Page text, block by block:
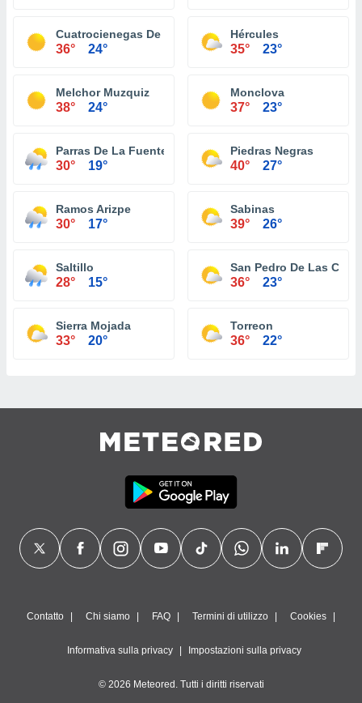
Cuatrocienegas De Carranza
36° 24°
Hércules
35° 23°
Melchor Muzquiz
38° 24°
Monclova
37° 23°
Parras De La Fuente
30° 19°
Piedras Negras
40° 27°
Ramos Arizpe
30° 17°
Sabinas
39° 26°
Saltillo
28° 15°
San Pedro De Las
36° 23°
Sierra Mojada
33° 20°
Torreon
36° 22°
Contatto Chi siamo FAQ Termini di utilizzo Cookies
Informativa sulla privacy Impostazioni sulla privacy
© 2026 Meteored. Tutti i diritti riservati